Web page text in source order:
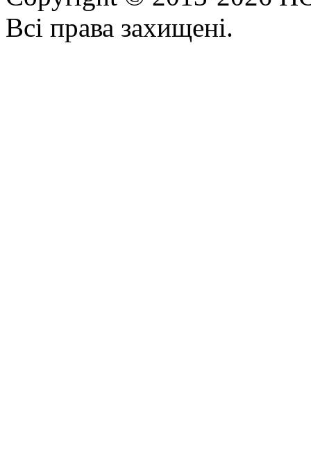
Всі права захищені.